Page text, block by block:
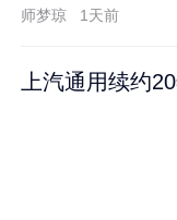
师梦琼 1天前
上汽通用续约